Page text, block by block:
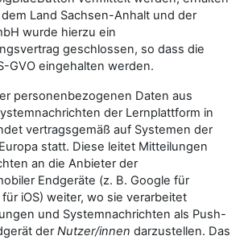
Land Sachsen-Anhalt und der
wurde hierzu ein
geschlossen, so dass die
GVO eingehalten werden.
personenbezogenen Daten aus
der Lernplattform in
vertragsgemäß auf Systemen der
statt. Diese leitet Mitteilungen
an die Anbieter der
Endgeräte (z. B. Google für
iOS) weiter, wo sie verarbeitet
und Systemnachrichten als Push-
derNutzer/innen darzustellen. Das